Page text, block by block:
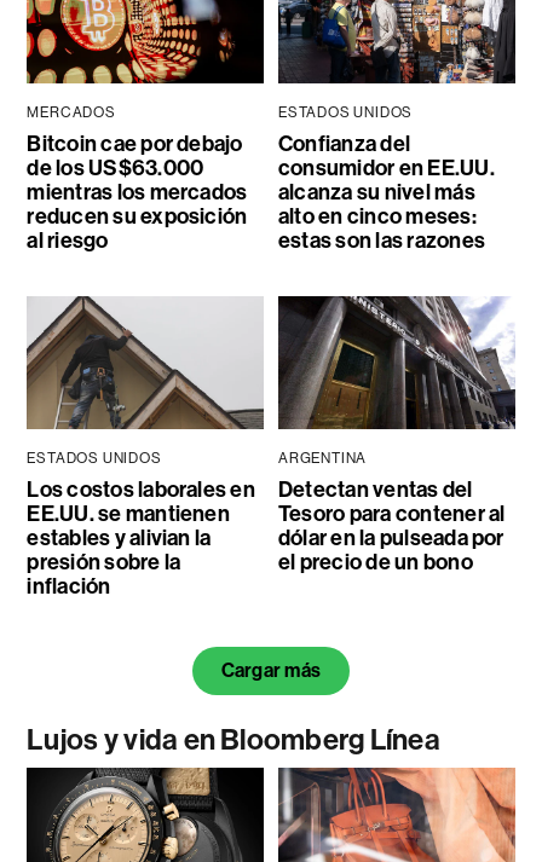
MERCADOS
Bitcoin cae por debajo
de los US$63.000
mientras los mercados
reducen su exposición
al riesgo
ESTADOS UNIDOS
Confianza del
consumidor en EE.UU.
alcanza su nivel más
alto en cinco meses:
estas son las razones
ESTADOS UNIDOS
Los costos laborales en
EE.UU. se mantienen
estables y alivian la
presión sobre la
inflación
ARGENTINA
Detectan ventas del
Tesoro para contener al
dólar en la pulseada por
el precio de un bono
Cargar más
Lujos y vida en Bloomberg Línea